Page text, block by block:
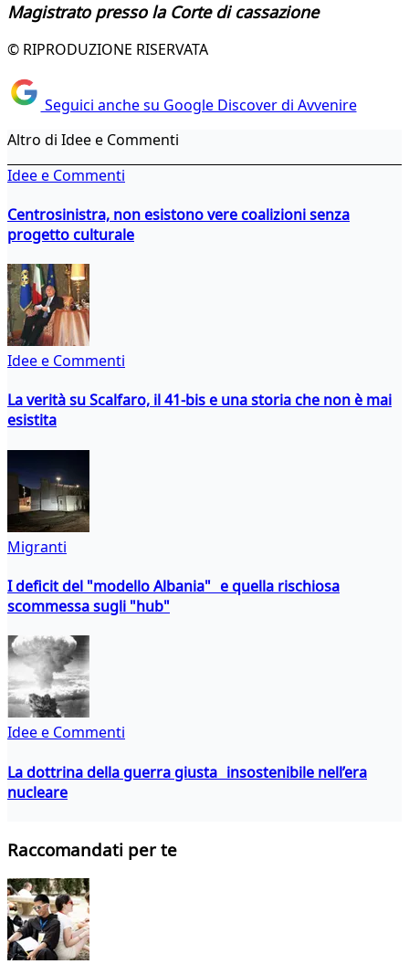
Magistrato presso la Corte di cassazione
© RIPRODUZIONE RISERVATA
Seguici anche su Google Discover di Avvenire
Altro di Idee e Commenti
Idee e Commenti
Centrosinistra, non esistono vere coalizioni senza
progetto culturale
Idee e Commenti
La verità su Scalfaro, il 41-bis e una storia che non è mai
esistita
Migranti
I deficit del "modello Albania" e quella rischiosa
scommessa sugli "hub"
Idee e Commenti
La dottrina della guerra giusta insostenibile nell’era
nucleare
Raccomandati per te